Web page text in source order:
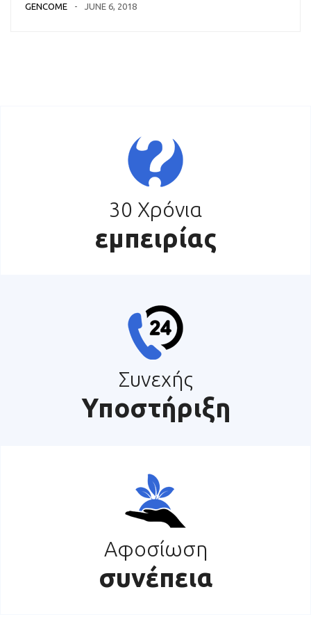
GENCOME JUNE 6, 2018
30 Χρόνια
εμπειρίας
Συνεχής
Υποστήριξη
Αφοσίωση
συνέπεια